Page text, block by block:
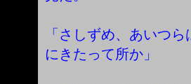
「さしずめ、あいつ
にきたって所か」